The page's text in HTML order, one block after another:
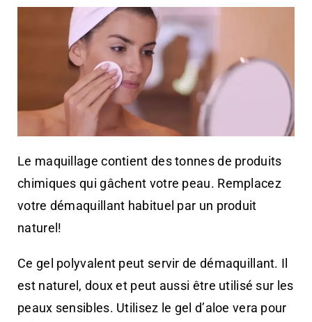
Le maquillage contient des tonnes de produits
chimiques qui gâchent votre peau. Remplacez
votre démaquillant habituel par un produit
naturel!
Ce gel polyvalent peut servir de démaquillant. Il
est naturel, doux et peut aussi être utilisé sur les
peaux sensibles. Utilisez le gel d’aloe vera pour